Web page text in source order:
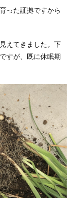
った証拠ですから
えてきました。下
すが、既に休眠期